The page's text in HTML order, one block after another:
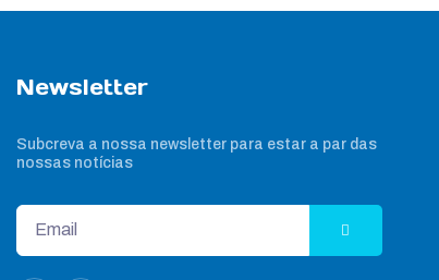
Newsletter
Subcreva a nossa newsletter para estar a par das
nossas notícias